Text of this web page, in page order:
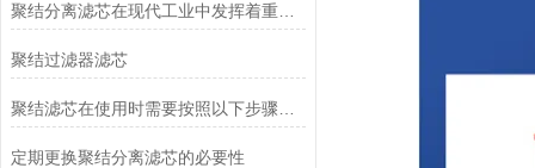
聚结分离滤芯在现代工业中发挥着重要作用
聚结过滤器滤芯
定期更换聚结分离滤芯的必要性